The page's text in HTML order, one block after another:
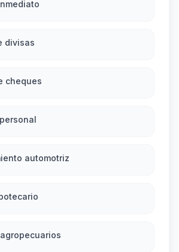
divisas
cheques
automotriz